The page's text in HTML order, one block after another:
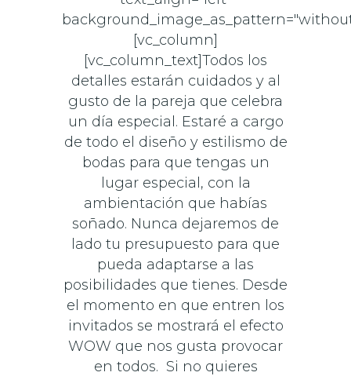
[vc_column]
[vc_column_text]Todos los
detalles estarán cuidados y al
gusto de la pareja que celebra
un día especial. Estaré a cargo
de todo el diseño y estilismo de
bodas para que tengas un
lugar especial, con la
ambientación que habías
soñado. Nunca dejaremos de
lado tu presupuesto para que
pueda adaptarse a las
posibilidades que tienes. Desde
el momento en que entren los
invitados se mostrará el efecto
WOW que nos gusta provocar
en todos. Si no quieres